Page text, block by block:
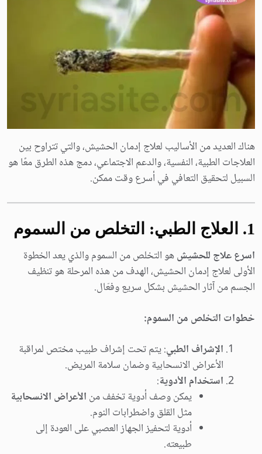
هناك العديد من الأساليب لعلاج إدمان الحشيش، والتي تتراوح بين
العلاجات الطبية، النفسية، والدعم الاجتماعي، دمج هذه الطرق معًا هو
السبيل لتحقيق التعافي في أسرع وقت ممكن.
1. العلاج الطبي: التخلص من السموم
اسرع علاج للحشيشهو التخلص من السموم والذي يعد الخطوة
الأولى لعلاج إدمان الحشيش، الهدف من هذه المرحلة هو تنظيف
الجسم من آثار الحشيش بشكل سريع وفعّال.
خطوات التخلص من السموم:
الإشراف الطبي: يتم تحت إشراف طبيب مختص لمراقبة
الأعراض الانسحابية وضمان سلامة المريض.
استخدام الأدوية:
يمكن وصف أدوية تخفف من الأعراض الانسحابية
مثل القلق واضطرابات النوم.
أدوية لتحفيز الجهاز العصبي على العودة إلى
طبيعته.